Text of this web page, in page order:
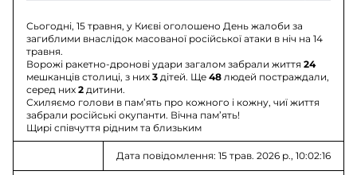
Сьогодні, 15 травня, у Києві оголошено День жалоби за
загиблими внаслідок масованої російської атаки в ніч на 14
травня.
Ворожі ракетно-дронові удари загалом забрали життя24
мешканців столиці, з них3 дітей. Ще48 людей постраждали,
серед них2 дитини.
Схиляємо голови в пам’ять про кожного і кожну, чиї життя
забрали російські окупанти. Вічна пам’ять!
Щирі співчуття рідним та близьким
Дата повідомлення: 15 трав. 2026 р., 10:02:16